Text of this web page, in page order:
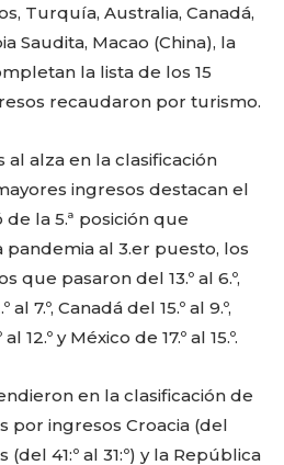
Turquía, Australia, Canadá,
Saudita, Macao (China), la
la lista de los 15
recaudaron por turismo.
al alza en la clasificación
ingresos destacan el
la 5.ª posición que
al 3.er puesto, los
que pasaron del 13.º al 6.º,
7.º, Canadá del 15.º al 9.º,
12.º y México de 17.º al 15.º.
en la clasificación de
por ingresos Croacia (del
(del 41:º al 31:º) y la República